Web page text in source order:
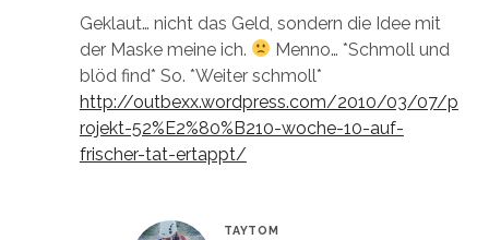
Geklaut… nicht das Geld, sondern die Idee mit
der Maske meine ich.
Menno… *Schmoll und
blöd find* So. *Weiter schmoll*
http://outbexx.wordpress.com/2010/03/07/p
rojekt-52%E2%80%B210-woche-10-auf-
frischer-tat-ertappt/
TAYTOM